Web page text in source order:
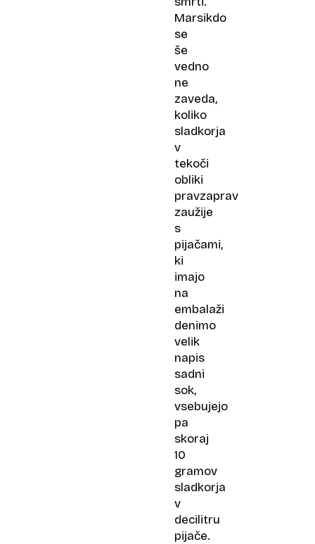
Marsikdo
se
še
vedno
ne
zaveda,
koliko
sladkorja
v
tekoči
obliki
pravzaprav
zaužije
s
pijačami,
ki
imajo
na
embalaži
denimo
velik
napis
sadni
sok,
vsebujejo
pa
skoraj
10
gramov
sladkorja
v
decilitru
pijače.